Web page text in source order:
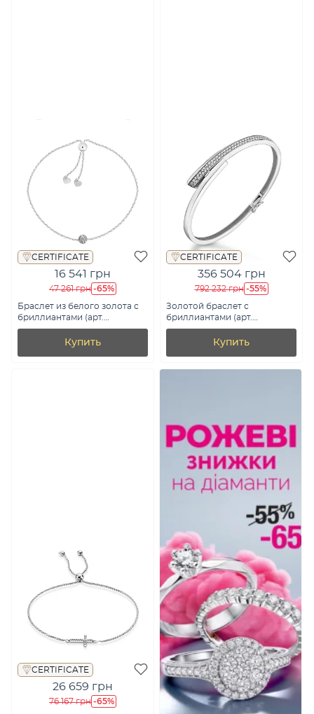
CERTIFICATE
16 541 грн
47 261 грн -65%
Браслет из белого золота с
бриллиантами (арт.
Б341211010б)
Купить
CERTIFICATE
356 504 грн
792 232 грн -55%
Золотой браслет с
бриллиантами (арт.
4111721202)
Купить
CERTIFICATE
26 659 грн
76 167 грн -65%